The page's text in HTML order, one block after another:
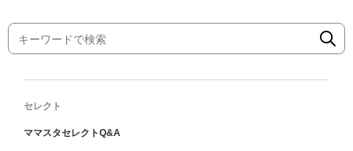
セレクト
ママスタセレクトQ&A